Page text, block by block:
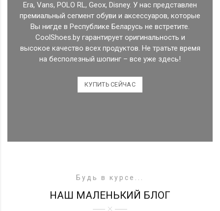
Era, Vans, POLO RL, Geox, Disney. У нас представлен
премиальный сегмент обуви и аксессуаров, которые
Вы нигде в Республике Беларусь не встретите.
CoolShoes.by гарантирует оригинальность и
высокое качество всех продуктов. Не тратьте время
на бесполезный шопинг – все уже здесь!
КУПИТЬ СЕЙЧАС
Будь в курсе...
НАШ МАЛЕНЬКИЙ БЛОГ